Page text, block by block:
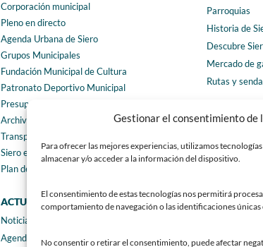
Gestionar el consentimiento de
Para ofrecer las mejores experiencias, utilizamos
almacenar y/o acceder a la información del dispositivo.
El consentimiento de estas tecnologías nos permitirá
comportamiento de navegación o las identificaciones únicas
No consentir o retirar el consentimiento, puede afectar
Corporación municipal
Pleno en directo
Agenda Urbana de Siero
Grupos Municipales
Fundación Municipal de Cultura
Patronato Deportivo Municipal
Presupuestos municipales
Archivo municipal
Transparencia
Siero en Cifras
Plan de igualdad
ACTUALIDAD
Noticias
Agenda
Parroquias
Historia de
Descubre
Mercado de
Rutas y
CONTACTO
Teléfonos de
Formulario de